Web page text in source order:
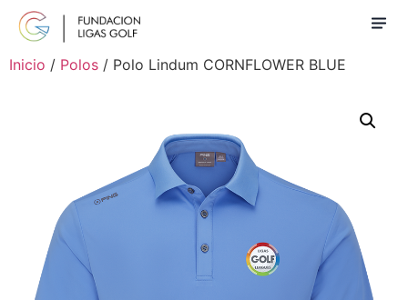
Inicio / Polos / Polo Lindum CORNFLOWER BLUE